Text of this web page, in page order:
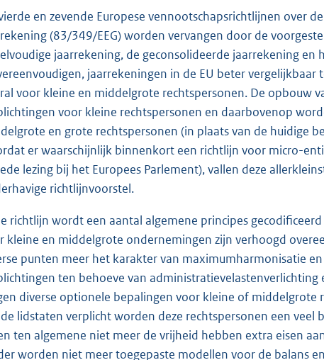
en zevende Europese vennootschapsrichtlijnen over
(83/349/EEG) worden vervangen door de
jaarrekening, de geconsolideerde jaarrekening
jaarrekeningen in de EU beter
voor kleine en middelgrote rechtspersonen. De opbouw
voor kleine rechtspersonen en daarbovenop
en grote rechtspersonen (in plaats van de huidige
er waarschijnlijk binnenkort een richtlijn voor micro-
lezing bij het Europees Parlement), vallen deze
richtlijnvoorstel.
richtlijn wordt een aantal algemene principes
kleine en middelgrote ondernemingen zijn verhoogd
punten meer het karakter van maximumharmonisatie
ten behoeve van
diverse optionele bepalingen voor kleine of middelgrote
lidstaten verplicht worden deze rechtspersonen een
ten algemene niet meer de vrijheid hebben extra eisen
worden niet meer toegepaste modellen voor de balans